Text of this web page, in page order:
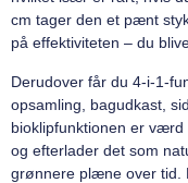
cm tager den et pænt
på effektiviteten – du
Derudover får du 4-i-1-
opsamling, bagudkast,
bioklipfunktionen er
og efterlader det som
grønnere plæne over tid.